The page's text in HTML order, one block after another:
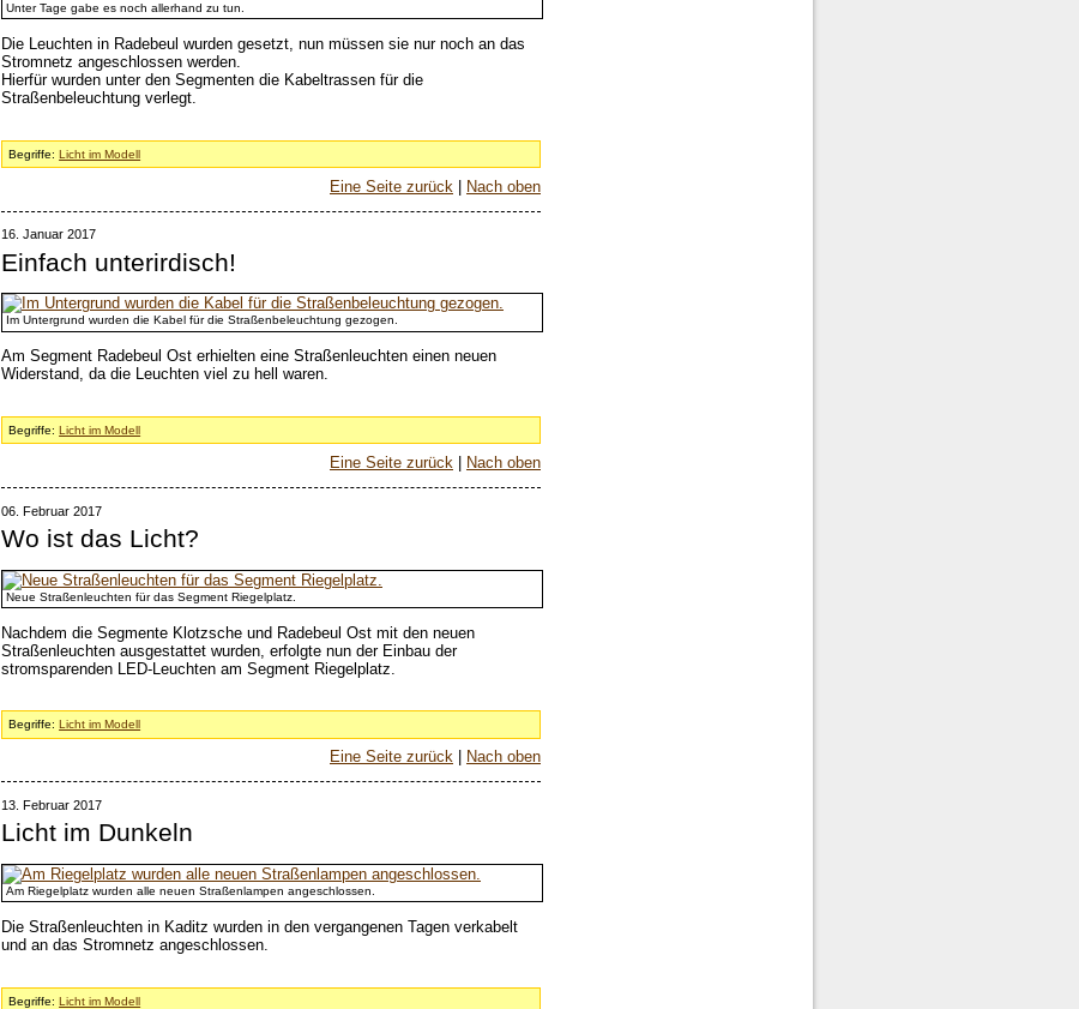
Unter Tage gabe es noch allerhand zu tun.
Die Leuchten in Radebeul wurden gesetzt, nun müssen sie nur noch an das
Stromnetz angeschlossen werden.
Hierfür wurden unter den Segmenten die Kabeltrassen für die
Straßenbeleuchtung verlegt.
Begriffe:Licht im Modell
Eine Seite zurück | Nach oben
16. Januar 2017
Einfach unterirdisch!
Im Untergrund wurden die Kabel für die Straßenbeleuchtung gezogen.
Am Segment Radebeul Ost erhielten eine Straßenleuchten einen neuen
Widerstand, da die Leuchten viel zu hell waren.
Begriffe:Licht im Modell
Eine Seite zurück Nach oben
06. Februar 2017
Wo ist das Licht?
Neue Straßenleuchten für das Segment Riegelplatz.
Nachdem die Segmente Klotzsche und Radebeul Ost mit den neuen
Straßenleuchten ausgestattet wurden, erfolgte nun der Einbau der
stromsparenden LED-Leuchten am Segment Riegelplatz.
Begriffe: Licht im Modell
Eine Seite zurück Nach oben
13. Februar 2017
Licht im Dunkeln
Am Riegelplatz wurden alle neuen Straßenlampen angeschlossen.
Die Straßenleuchten in Kaditz wurden in den vergangenen Tagen verkabelt
und an das Stromnetz angeschlossen.
Begriffe:Licht im Modell